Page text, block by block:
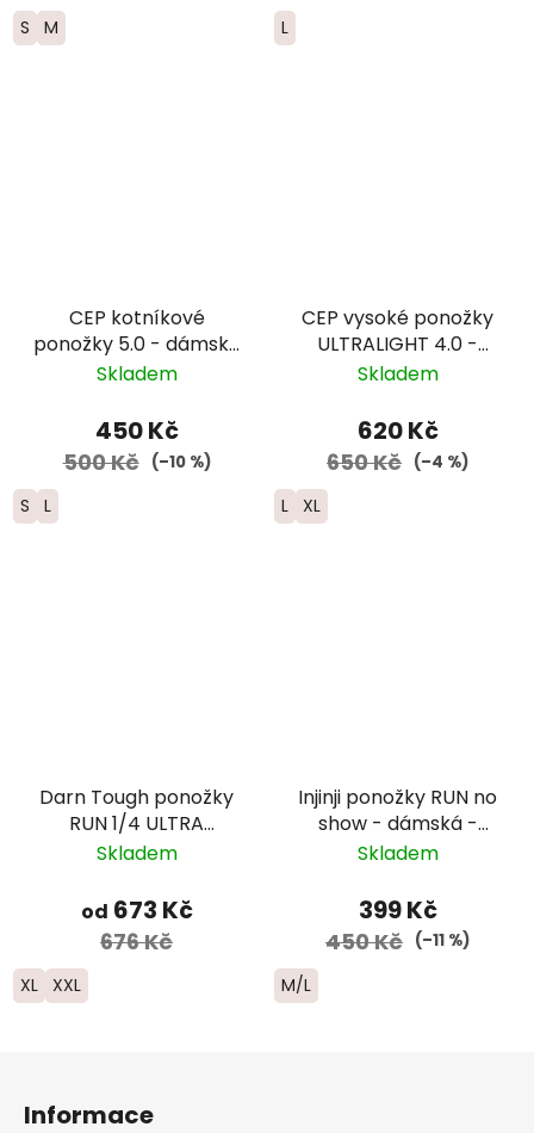
S M L
CEP kotníkové
ponožky 5.0 - dámské
– černá
Skladem
450 Kč
500 Kč (–10 %)
S L
CEP vysoké ponožky
ULTRALIGHT 4.0 -
pánské – modrá
Skladem
620 Kč
650 Kč (–4 %)
L XL
Darn Tough ponožky
RUN 1/4 ULTRA
Lightweight s
černé
Skladem
od 673 Kč
676 Kč
XL XXL
Injinji ponožky RUN no
show - dámská -
vínová
Skladem
399 Kč
450 Kč (–11 %)
M/L
Informace